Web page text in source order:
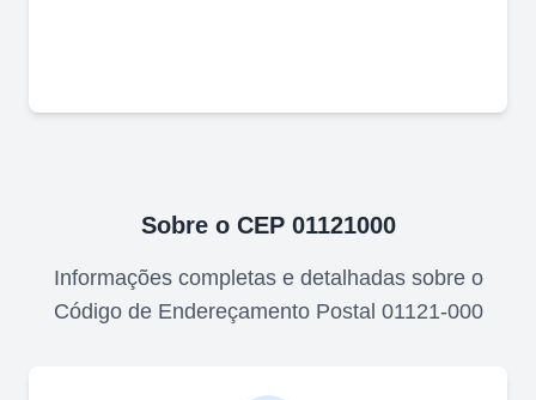
Sobre o CEP 01121000
Informações completas e detalhadas sobre o
Código de Endereçamento Postal 01121-000